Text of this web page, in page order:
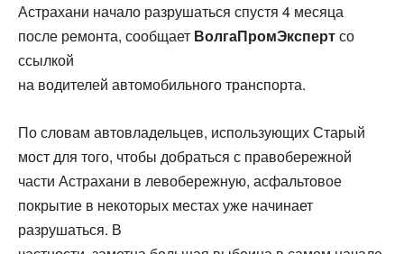
Астрахани начало разрушаться спустя 4 месяца
после ремонта, сообщает ВолгаПромЭкспертсо
ссылкой
на водителей автомобильного транспорта.
По словам автовладельцев, использующих Старый
мост для того, чтобы добраться с правобережной
части Астрахани в левобережную, асфальтовое
покрытие в некоторых местах уже начинает
разрушаться. В